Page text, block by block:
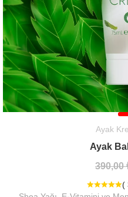
Ayak
Ayak
390,00
(